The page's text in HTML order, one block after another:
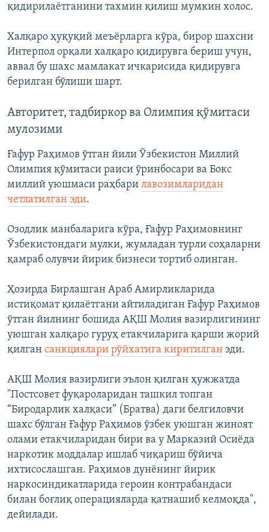
қидирилаётганини тахмин қилиш мумкин холос.
Халқаро ҳуқуқий меъёрларга кўра, бирор шахсни
Интерпол орқали халқаро қидирувга бериш учун,
аввал бу шахс мамлакат ичкарисида қидирувга
берилган бўлиши шарт.
Авторитет, тадбиркор ва Олимпия қўмитаси
мулозими
Ғафур Раҳимов ўтган йили Ўзбекистон Миллий
Олимпия қўмитаси раиси ўринбосари ва Бокс
миллий уюшмаси раҳбари лавозимларидан
четлатилган эди.
Озодлик манбаларига кўра, Ғафур Раҳимовнинг
Ўзбекистондаги мулки, жумладан турли соҳаларни
қамраб олувчи йирик бизнеси тортиб олинган.
Ҳозирда Бирлашган Араб Амирликларида
истиқомат қилаётгани айтиладиган Ғафур Раҳимов
ўтган йилнинг бошида АҚШ Молия вазирлигининг
уюшган халқаро гуруҳ етакчиларига қарши жорий
қилган санкциялари рўйхатига киритилган эди.
АҚШ Молия вазирлиги эълон қилган ҳужжатда
"Постсовет фуқароларидан ташкил топган
“Биродарлик халқаси” (Братва) даги белгиловчи
шахс бўлган Ғафур Раҳимов ўзбек уюшган жиноят
олами етакчиларидан бири ва у Марказий Осиëда
наркотик моддалар ишлаб чиқариш бўйича
ихтисослашган. Раҳимов дунëнинг йирик
наркосиндикатларида героин контрабандаси
билан боғлиқ операцияларда қатнашиб келмоқда",
дейилади.